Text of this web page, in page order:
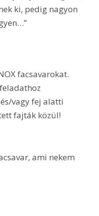
ki, pedig nagyon
facsavarokat.
vagy fej alatti
fajták közül!